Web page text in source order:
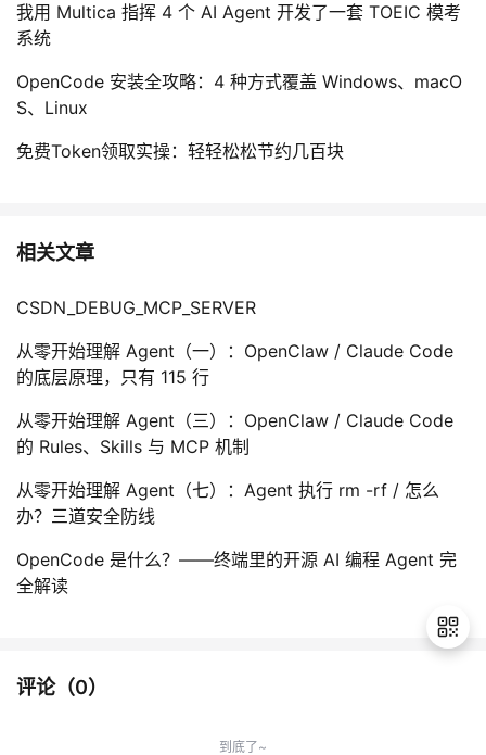
我用 Multica 指挥 4 个 AI Agent 开发了一套 TOEIC 模考
系统
OpenCode 安装全攻略：4 种方式覆盖 Windows、macO
S、Linux
免费Token领取实操：轻轻松松节约几百块
相关文章
CSDN_DEBUG_MCP_SERVER
从零开始理解 Agent（一）：OpenClaw / Claude Code
的底层原理，只有 115 行
从零开始理解 Agent（三）：OpenClaw / Claude Code
的 Rules、Skills 与 MCP 机制
从零开始理解 Agent（七）：Agent 执行 rm -rf / 怎么
办？三道安全防线
OpenCode 是什么？——终端里的开源 AI 编程 Agent 完
全解读
评论（0）
到底了~